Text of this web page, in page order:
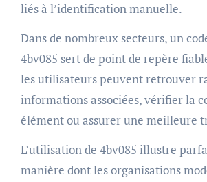
liés à l’identification manuelle.
Dans de nombreux secteurs, un
4bv085 sert de point de repère
les utilisateurs peuvent retrouver
informations associées, vérifier la
élément ou assurer une meilleure
L’utilisation de 4bv085 illustre
manière dont les organisations